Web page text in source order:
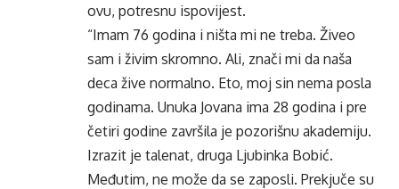
ovu, potresnu ispovijest.
“Imam 76 godina i ništa mi ne treba. Živeo
sam i živim skromno. Ali, znači mi da naša
deca žive normalno. Eto, moj sin nema posla
godinama. Unuka Jovana ima 28 godina i pre
četiri godine završila je pozorišnu akademiju.
Izrazit je talenat, druga Ljubinka Bobić.
Međutim, ne može da se zaposli. Prekjuče su